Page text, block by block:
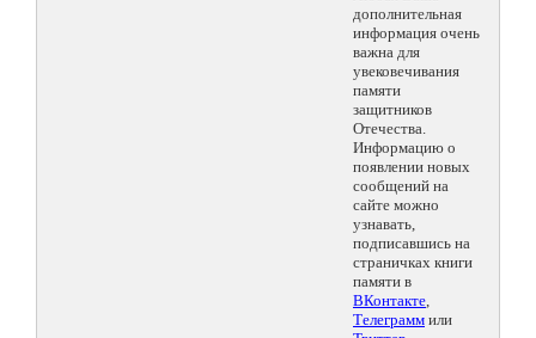
дополнительная
информация очень
важна для
увековечивания
памяти
защитников
Отечества.
Информацию о
появлении новых
сообщений на
сайте можно
узнавать,
подписавшись на
страничках книги
памяти в
ВКонтакте,
Телеграмм или